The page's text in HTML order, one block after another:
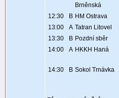
Brněnská
12:30
B HM Ostrava
13:00
A Tatran Litovel
13:30
B Pozdní sběr
14:00
A HKKH Haná
14:30
B Sokol Trnávka